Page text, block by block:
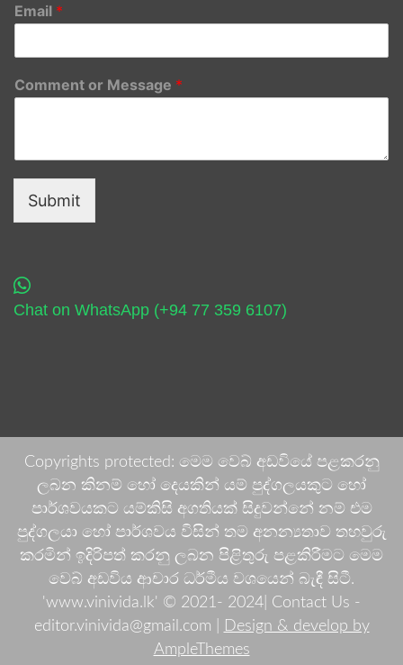
Email *
Comment or Message *
Submit
Chat on WhatsApp (+94 77 359 6107)
Copyrights protected: මෙම වෙබ් අඩවියේ පළකරනු
ලබන කිනම් හෝ දෙයකින් යම් පුද්ගලයකුට හෝ
පාර්ශවයකට යම්කිසි අගතියක් සිදුවන්නේ නම් එම
පුද්ගලයා හෝ පාර්ශවය විසින් තම අනන්‍යතාව තහවුරු
කරමින් ඉදිරිපත් කරනු ලබන පිළිතුරු පළකිරීමට මෙම
වෙබ් අඩවිය ආචාර ධර්මීය වශයෙන් බැඳී සිටී.
'www.vinivida.lk' © 2021- 2024| Contact Us -
editor.vinivida@gmail.com |
Design & develop by
AmpleThemes